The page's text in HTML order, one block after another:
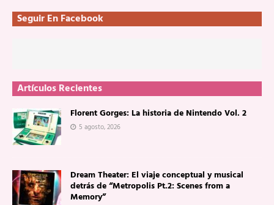
Seguir En Facebook
Artículos Recientes
Florent Gorges: La historia de Nintendo Vol. 2
5 agosto, 2026
Dream Theater: El viaje conceptual y musical
detrás de “Metropolis Pt.2: Scenes from a
Memory”